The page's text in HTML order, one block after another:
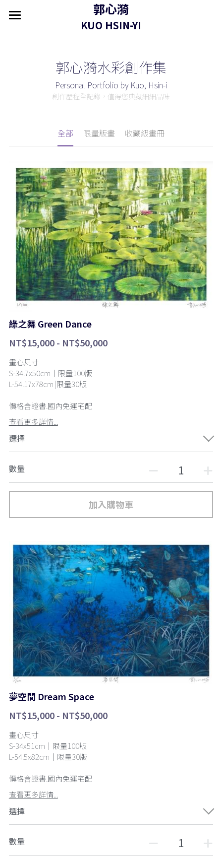
郭心漪
KUO HSIN-YI
作品 artworks
藝評 press
展覽 exhibitions
商店 shop
聯繫 contact
推薦藝術家 Featured Artist
永皴燒|邱永豐
Rhea Art|邱品融
郭心漪水彩創作集
Personal Portfolio by Kuo, Hsin-i
創作歷程全記錄，值得您典藏細細品味
全部 限量版畫 收藏級畫冊
綠之舞 Green Dance
NT$15,000 - NT$50,000
畫心尺寸
S-34.7x50cm｜限量100版
L-54.17x78cm |限量30版
價格含證書.國內免運宅配
查看更多詳情...
選擇
數量
加入購物車
夢空間 Dream Space
NT$15,000 - NT$50,000
畫心尺寸
S-34x51cm｜限量100版
L-54.5x82cm｜限量30版
價格含證書.國內免運宅配
查看更多詳情...
選擇
數量
商品分類